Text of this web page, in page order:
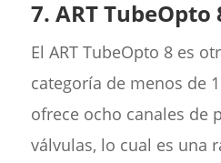
7. ART TubeOpto
El ART TubeOpto 8 es
categoría de menos de
ofrece ocho canales de
válvulas, lo cual es una